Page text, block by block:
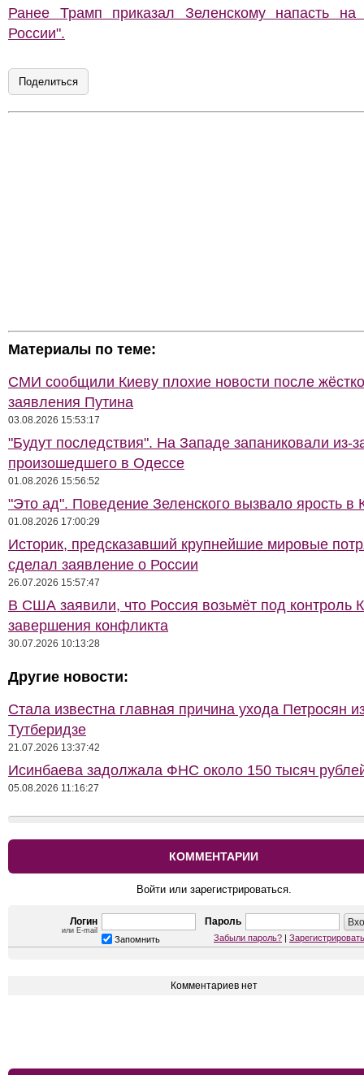
Ранее Трамп приказал Зеленскому напасть на
России".
Поделиться
Материалы по теме:
СМИ сообщили Киеву плохие новости после
заявления Путина
03.08.2026 15:53:17
"Будут последствия". На Западе запаниковали из-
произошедшего в Одессе
01.08.2026 15:56:52
"Это ад". Поведение Зеленского вызвало ярость в
01.08.2026 17:00:29
Историк, предсказавший крупнейшие мировые
сделал заявление о России
26.07.2026 15:57:47
В США заявили, что Россия возьмёт под контроль
завершения конфликта
30.07.2026 10:13:28
Другие новости:
Стала известна главная причина ухода Петросян
Тутберидзе
21.07.2026 13:37:42
Исинбаева задолжала ФНС около 150 тысяч
05.08.2026 11:16:27
КОММЕНТАРИИ
Войти или зарегистрироваться.
Логин
или E-mail
Пароль
Запомнить Забыли пароль? |
Комментариев нет